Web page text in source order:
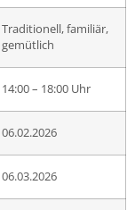
Traditionell, familiär,
gemütlich
14:00 – 18:00 Uhr
06.02.2026
06.03.2026